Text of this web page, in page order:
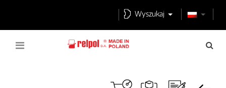
Wyszukaj